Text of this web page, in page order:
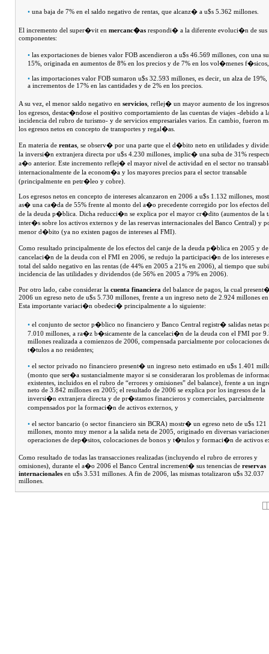
• una baja de 7% en el saldo negativo de rentas, que alcanz� a u$s 5.362 millones.
El incremento del super�vit en mercanc�as respondi� a la diferente evoluci�n de sus
componentes:
• las exportaciones de bienes valor FOB ascendieron a u$s 46.569 millones, con una
15%, originada en aumentos de 8% en los precios y de 7% en los vol�menes
• las importaciones valor FOB sumaron u$s 32.593 millones, es decir, un alza de
a incrementos de 17% en las cantidades y de 2% en los precios.
A su vez, el menor saldo negativo en servicios , reflej� un mayor aumento de los
los egresos, destac�ndose el positivo comportamiento de las cuentas de viajes -debido a
incidencia del rubro de turismo- y de servicios empresariales varios. En cambio, fueron
los egresos netos en concepto de transportes y regal�as.
En materia de rentas , se observ� por una parte que el d�bito neto en utilidades y
la inversi�n extranjera directa por u$s 4.230 millones, implic� una suba de 31%
a�o anterior. Este incremento reflej� el mayor nivel de actividad en el sector no
internacionalmente de la econom�a y los mayores precios para el sector transable
(principalmente en petr�leo y cobre).
Los egresos netos en concepto de intereses alcanzaron en 2006 a u$s 1.132 millones,
as� una ca�da de 55% frente al monto del a�o precedente corregido por los efectos
de la deuda p�blica. Dicha reducci�n se explica por el mayor cr�dito (aumentos de la
inter�s sobre los activos externos y de las reservas internacionales del Banco Central) y
menor d�bito (ya no existen pagos de intereses al FMI).
Como resultado principalmente de los efectos del canje de la deuda p�blica en 2005 y
cancelaci�n de la deuda con el FMI en 2006, se redujo la participaci�n de los intereses
total del saldo negativo en las rentas (de 44% en 2005 a 21% en 2006), al tiempo que
incidencia de las utilidades y dividendos (de 56% en 2005 a 79% en 2006).
Por otro lado, cabe considerar la cuenta financiera del balance de pagos, la cual
2006 un egreso neto de u$s 5.730 millones, frente a un ingreso neto de 2.924 millones
Esta importante variaci�n obedeci� principalmente a lo siguiente:
• el conjunto de sector p�blico no financiero y Banco Central registr� salidas netas
7.010 millones, a ra�z b�sicamente de la cancelaci�n de la deuda con el FMI por
millones realizada a comienzos de 2006, compensada parcialmente por colocaciones
t�tulos a no residentes;
• el sector privado no financiero present� un ingreso neto estimado en u$s 1.401
(monto que ser�a sustancialmente mayor si se consideraran los problemas de
existentes, incluidos en el rubro de “errores y omisiones” del balance), frente a un
neto de 3.842 millones en 2005; el resultado de 2006 se explica por los ingresos de la
inversi�n extranjera directa y de pr�stamos financieros y comerciales, parcialmente
compensados por la formaci�n de activos externos, y
• el sector bancario (o sector financiero sin BCRA) mostr� un egreso neto de u$s 121
millones, monto muy menor a la salida neta de 2005, originado en diversas
operaciones de dep�sitos, colocaciones de bonos y t�tulos y formaci�n de activos
Como resultado de todas las transacciones realizadas (incluyendo el rubro de errores y
omisiones), durante el a�o 2006 el Banco Central increment� sus tenencias de reservas
internacionales en u$s 3.531 millones. A fin de 2006, las mismas totalizaron u$s 32.037
millones.